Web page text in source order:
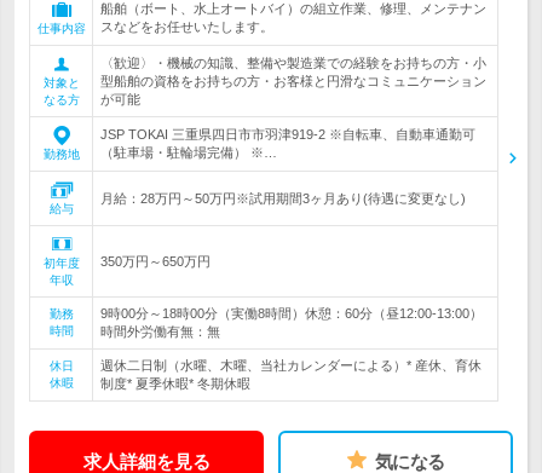
仕事内容
船舶（ボート、水上オートバイ）の組立作業、修理、メンテナン
スなどをお任せいたします。
対象と
なる方
〈歓迎〉・機械の知識、整備や製造業での経験をお持ちの方・小
型船舶の資格をお持ちの方・お客様と円滑なコミュニケーション
が可能
勤務地
JSP TOKAI 三重県四日市市羽津919-2 ※自転車、自動車通勤可
（駐車場・駐輪場完備） ※…
給与
月給：28万円～50万円※試用期間3ヶ月あり(待遇に変更なし)
初年度
年収
350万円～650万円
勤務
時間
9時00分～18時00分（実働8時間）休憩：60分（昼12:00-13:00）
時間外労働有無：無
休日
休暇
週休二日制（水曜、木曜、当社カレンダーによる）* 産休、育休
制度* 夏季休暇* 冬期休暇
求人詳細を見る 気になる